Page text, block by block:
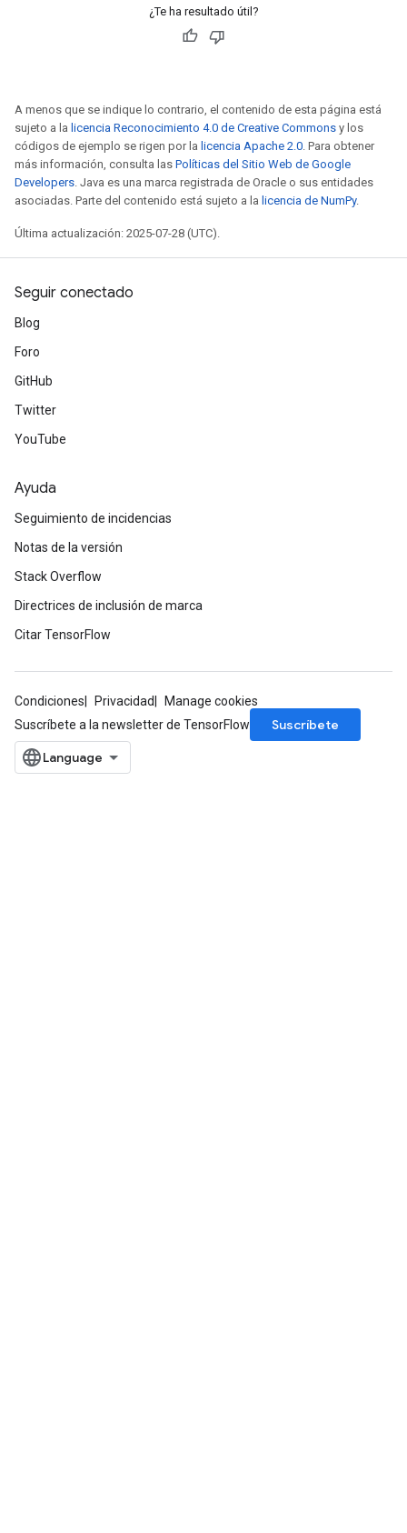
¿Te ha resultado útil?
A menos que se indique lo contrario, el contenido de esta página está
sujeto a la licencia Reconocimiento 4.0 de Creative Commons y los
códigos de ejemplo se rigen por la licencia Apache 2.0. Para obtener
más información, consulta las Políticas del Sitio Web de Google
Developers. Java es una marca registrada de Oracle o sus entidades
asociadas. Parte del contenido está sujeto a la licencia de NumPy.
Última actualización: 2025-07-28 (UTC).
Seguir conectado
Blog
Foro
GitHub
Twitter
YouTube
Ayuda
Seguimiento de incidencias
Notas de la versión
Stack Overflow
Directrices de inclusión de marca
Citar TensorFlow
Condiciones Privacidad
Manage cookies
Suscríbete a la newsletter de TensorFlow
Suscríbete